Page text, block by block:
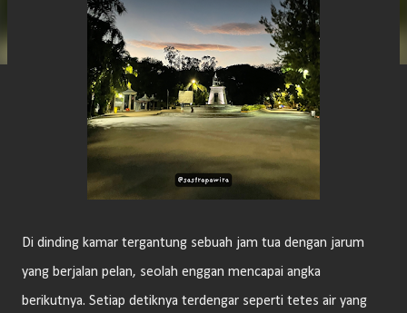
Di dinding kamar tergantung sebuah jam tua dengan jarum
yang berjalan pelan, seolah enggan mencapai angka
berikutnya. Setiap detiknya terdengar seperti tetes air yang